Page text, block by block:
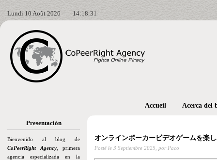
Lundi 10 Août 2026 14:18:33
Presentación
Bienvenido al blog de
CoPeerRight Agency , primera
agencia especializada en la
Accueil Acerca del
オンラインポーカービデオゲームを楽
Posté le 3 Septiembre 2025, por Paco